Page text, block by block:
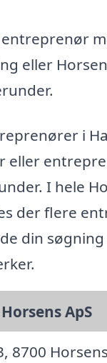
eller
i
eller
I hele
der flere
din
ApS
8700 Horsens